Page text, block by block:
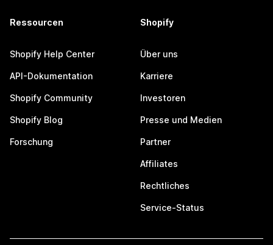
Ressourcen
Shopify Help Center
API-Dokumentation
Shopify Community
Shopify Blog
Forschung
Shopify
Über uns
Karriere
Investoren
Presse und Medien
Partner
Affiliates
Rechtliches
Service-Status